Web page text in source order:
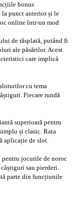
bonus
la punct anterior și le
online într-un mod
de răsplată, putând fi
ale păsărilor. Acest
care implică
cu tema
Fiecare rundă
superioară pentru
și clasic. Rata
aplicație de slot.
pentru jocurile de noroc
sau pierderi.
parte din funcțiunile